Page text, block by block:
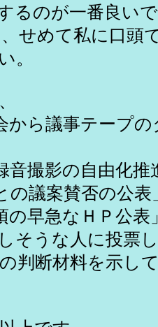
が一番良いで
せめて私に口頭
。
議事テープの
影の自由化推
案賛否の公表
急なＨＰ公表
うな人に投票
判断材料を示し